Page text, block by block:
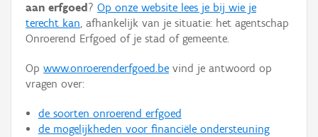
Hergebruik
Aanmelden
aan erfgoed ? Op onze website lees je bij wie je
terecht kan, afhankelijk van je situatie: het agentschap
Onroerend Erfgoed of je stad of gemeente.
Op www.onroerenderfgoed.be vind je antwoord op
vragen over:
de soorten onroerend erfgoed
de mogelijkheden voor financiële ondersteuning